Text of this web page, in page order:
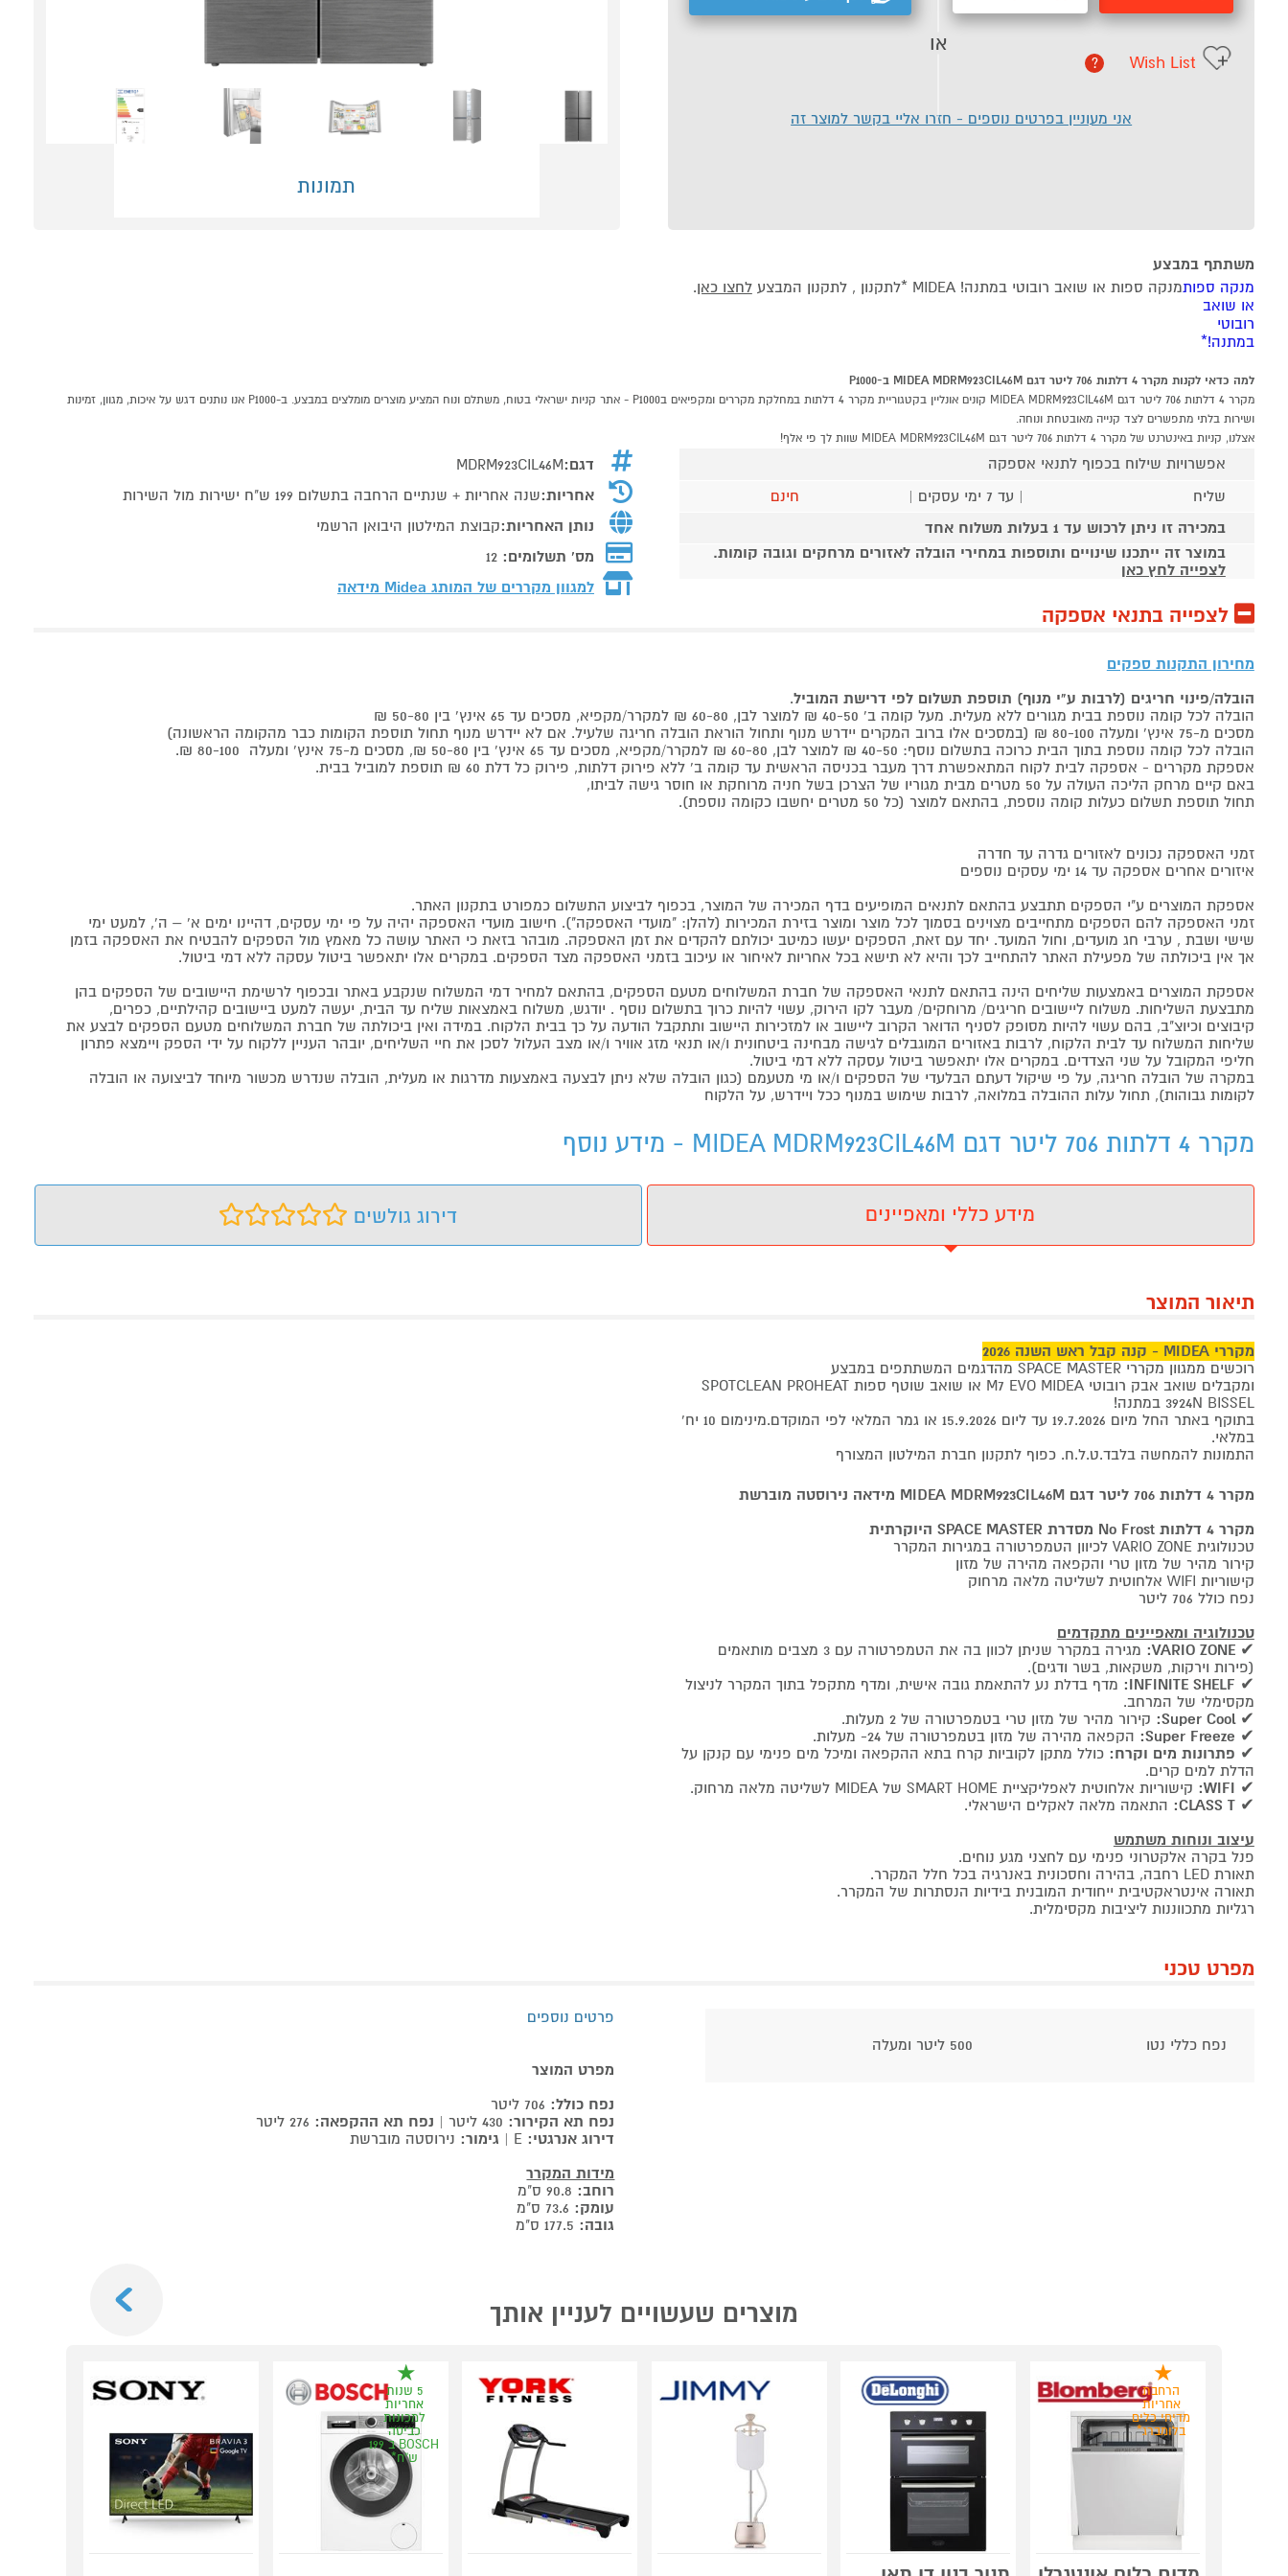
תמונות
או
Wish List
?
אני מעוניין בפרטים נוספים - חזרו אליי בקשר למוצר זה
משתתף במבצע
מנקה ספות
או שואב
רובוטי
במתנה!*
מנקה ספות או שואב רובוטי במתנה! MIDEA *לתקנון , לתקנון המבצע לחצו כאן.
למה כדאי לקנות מקרר 4 דלתות 706 ליטר דגם MIDEA MDRM923CIL46M ב-P1000
מקרר 4 דלתות 706 ליטר דגם MIDEA MDRM923CIL46M קונים אונליין בקטגוריית מקרר 4 דלתות במחלקת מקררים ומקפיאים בP1000 - אתר קניות ישראלי בטוח, משתלם ונוח המציע מוצרים מומלצים במבצע. ב-P1000 אנו נותנים דגש על איכות, מגוון, זמינות
ושירות בלתי מתפשרים לצד קנייה מאובטחת ונוחה.
אצלנו, קניות באינטרנט של מקרר 4 דלתות 706 ליטר דגם MIDEA MDRM923CIL46M שוות לך פי אלף!
אפשרויות שילוח בכפוף לתנאי אספקה
שליח
| עד 7 ימי עסקים |
חינם
במכירה זו ניתן לרכוש עד 1 בעלות משלוח אחד
במוצר זה ייתכנו שינויים ותוספות במחירי הובלה לאזורים מרחקים וגובה קומות.
לצפייה לחץ כאן
דגם:MDRM923CIL46M
אחריות:שנה אחריות + שנתיים הרחבה בתשלום 199 ש"ח ישירות מול השירות
נותן האחריות:קבוצת המילטון היבואן הרשמי
מס' תשלומים: 12
למגוון מקררים של המותג Midea מידאה
לצפייה בתנאי אספקה
מחירון התקנות ספקים
הובלה/פינוי חריגים (לרבות ע"י מנוף) תוספת תשלום לפי דרישת המוביל.
הובלה לכל קומה נוספת בבית מגורים ללא מעלית. מעל קומה ב' 40-50 ₪ למוצר לבן, 60-80 ₪ למקרר/מקפיא, מסכים עד 65 אינץ' בין 50-80 ₪
מסכים מ-75 אינץ' ומעלה 80-100 ₪ (במסכים אלו ברוב המקרים יידרש מנוף ותחול הוראת הובלה חריגה שלעיל. אם לא יידרש מנוף תחול תוספת הקומות כבר מהקומה הראשונה)
הובלה לכל קומה נוספת בתוך הבית כרוכה בתשלום נוסף: 40-50 ₪ למוצר לבן, 60-80 ₪ למקרר/מקפיא, מסכים עד 65 אינץ' בין 50-80 ₪, מסכים מ-75 אינץ' ומעלה 80-100 ₪.
אספקת מקררים - אספקה לבית לקוח המתאפשרת דרך מעבר בכניסה הראשית עד קומה ב' ללא פירוק דלתות, פירוק כל דלת 60 ₪ תוספת למוביל בבית.
באם קיים מרחק הליכה העולה על 50 מטרים מבית מגוריו של הצרכן בשל חניה מרוחקת או חוסר גישה לביתו,
תחול תוספת תשלום כעלות קומה נוספת, בהתאם למוצר (כל 50 מטרים יחשבו כקומה נוספת).
זמני האספקה נכונים לאזורים גדרה עד חדרה
איזורים אחרים אספקה עד 14 ימי עסקים נוספים
אספקת המוצרים ע"י הספקים תתבצע בהתאם לתנאים המופיעים בדף המכירה של המוצר, בכפוף לביצוע התשלום כמפורט בתקנון האתר.
זמני האספקה להם הספקים מתחייבים מצוינים בסמוך לכל מוצר ומוצר בזירת המכירות (להלן: "מועדי האספקה"). חישוב מועדי האספקה יהיה על פי ימי עסקים, דהיינו ימים א' – ה', למעט ימי
שישי ושבת , ערבי חג מועדים, וחול המועד. יחד עם זאת, הספקים יעשו כמיטב יכולתם להקדים את זמן האספקה. מובהר בזאת כי האתר עושה כל מאמץ מול הספקים להבטיח את האספקה בזמן
אך אין ביכולתה של מפעילת האתר להתחייב לכך והיא לא תישא בכל אחריות לאיחור או עיכוב בזמני האספקה מצד הספקים. במקרים אלו יתאפשר ביטול עסקה ללא דמי ביטול.
אספקת המוצרים באמצעות שליחים הינה בהתאם לתנאי האספקה של חברת המשלוחים מטעם הספקים, בהתאם למחיר דמי המשלוח שנקבע באתר ובכפוף לרשימת היישובים של הספקים בהן
מתבצעת השליחות. משלוח ליישובים חריגים/ מרוחקים/ מעבר לקו הירוק, עשוי להיות כרוך בתשלום נוסף . יודגש, משלוח באמצאות שליח עד הבית, יעשה למעט ביישובים קהילתיים, כפרים,
קיבוצים וכיוצ"ב, בהם עשוי להיות מסופק לסניף הדואר הקרוב ליישוב או למזכירות היישוב ותתקבל הודעה על כך בבית הלקוח. במידה ואין ביכולתה של חברת המשלוחים מטעם הספקים לבצע את
שליחות המשלוח עד לבית הלקוח, לרבות באזורים המוגבלים לגישה מבחינה ביטחונית ו/או תנאי מזג אוויר ו/או מצב העלול לסכן את חיי השליחים, יובהר העניין ללקוח על ידי הספק ויימצא פתרון
חליפי המקובל על שני הצדדים. במקרים אלו יתאפשר ביטול עסקה ללא דמי ביטול.
במקרה של הובלה חריגה, על פי שיקול דעתם הבלעדי של הספקים ו/או מי מטעמם (כגון הובלה שלא ניתן לבצעה באמצעות מדרגות או מעלית, הובלה שנדרש מכשור מיוחד לביצועה או הובלה
לקומות גבוהות), תחול עלות ההובלה במלואה, לרבות שימוש במנוף ככל ויידרש, על הלקוח
מקרר 4 דלתות 706 ליטר דגם MIDEA MDRM923CIL46M - מידע נוסף
מידע כללי ומאפיינים דירוג גולשים
תיאור המוצר
מקררי MIDEA - קנה קבל ראש השנה 2026
רוכשים ממגוון מקררי SPACE MASTER מהדגמים המשתתפים במבצע
ומקבלים שואב אבק רובוטי M7 EVO MIDEA או שואב שוטף ספות SPOTCLEAN PROHEAT
3924N BISSEL במתנה!
בתוקף באתר החל מיום 19.7.2026 עד ליום 15.9.2026 או גמר המלאי לפי המוקדם.מינימום 10 יח'
במלאי.
התמונות להמחשה בלבד.ט.ל.ח. כפוף לתקנון חברת המילטון המצורף
מקרר 4 דלתות 706 ליטר דגם MIDEA MDRM923CIL46M מידאה נירוסטה מוברשת
מקרר 4 דלתות No Frost מסדרת SPACE MASTER היוקרתית
טכנולוגית VARIO ZONE לכיוון הטמפרטורה במגירות המקרר
קירור מהיר של מזון טרי והקפאה מהירה של מזון
קישוריות WIFI אלחוטית לשליטה מלאה מרחוק
נפח כולל 706 ליטר
טכנולוגיה ומאפיינים מתקדמים
✔
VARIO ZONE:
מגירה במקרר שניתן לכוון בה את הטמפרטורה עם 3 מצבים מותאמים
(פירות וירקות, משקאות, בשר ודגים).
✔
INFINITE SHELF:
מדף בדלת נע להתאמת גובה אישית, ומדף מתקפל בתוך המקרר לניצול
מקסימלי של המרחב.
✔
Super Cool: קירור מהיר של מזון טרי בטמפרטורה של 2 מעלות.
✔
Super Freeze: הקפאה מהירה של מזון בטמפרטורה של 24- מעלות.
✔ פתרונות מים וקרח: כולל מתקן לקוביות קרח בתא ההקפאה ומיכל מים פנימי עם קנקן על
הדלת למים קרים.
✔
WIFI: קישוריות אלחוטית לאפליקציית SMART HOME של MIDEA לשליטה מלאה מרחוק.
✔
CLASS T: התאמה מלאה לאקלים הישראלי.
עיצוב ונוחות משתמש
פנל בקרה אלקטרוני פנימי עם לחצני מגע נוחים.
תאורת LED רחבה, בהירה וחסכונית באנרגיה בכל חלל המקרר.
תאורה אינטראקטיבית ייחודית המובנית בידיות הנסתרות של המקרר.
רגליות מתכווננות ליציבות מקסימלית.
מפרט טכני
נפח כללי נטו 500 ליטר ומעלה
פרטים נוספים
מפרט המוצר
נפח כולל:
נפח תא הקירור:
נפח תא ההקפאה:
דירוג אנרגטי:
גימור: נירוסטה מוברשת
מידות המקרר
רוחב:
עומק:
גובה:
מוצרים שעשויים לעניין אותך
הרחבת
אחריות
מדיחי כלים
בלומברג*
5 שנות
אחריות
למכונות
כביסה
BOSCH ב 199
ש"ח*